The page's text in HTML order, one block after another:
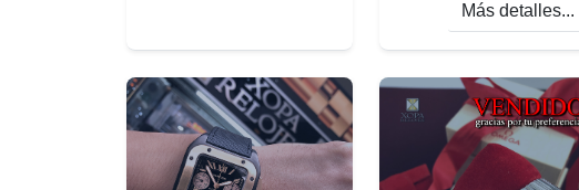
Más detalles...